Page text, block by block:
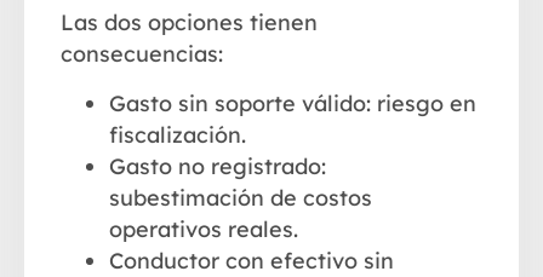
Las dos opciones tienen
consecuencias:
Gasto sin soporte válido: riesgo en
fiscalización.
Gasto no registrado:
subestimación de costos
operativos reales.
Conductor con efectivo sin